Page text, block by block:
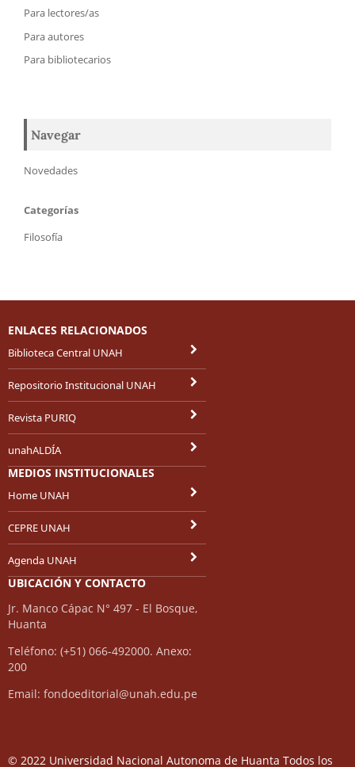
Para lectores/as
Para autores
Para bibliotecarios
Navegar
Novedades
Categorías
Filosofía
ENLACES RELACIONADOS
Biblioteca Central UNAH
Repositorio Institucional UNAH
Revista PURIQ
unahALDÍA
MEDIOS INSTITUCIONALES
Home UNAH
CEPRE UNAH
Agenda UNAH
UBICACIÓN Y CONTACTO
Jr. Manco Cápac N° 497 - El Bosque,
Huanta
Teléfono: (+51) 066-492000. Anexo:
200
Email: fondoeditorial@unah.edu.pe
© 2022 Universidad Nacional Autonoma de Huanta Todos los